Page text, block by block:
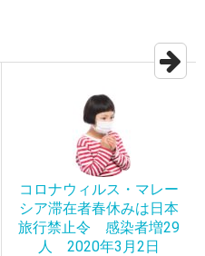
コロナウィルス・マレー
シア滞在者春休みは日本
旅行禁止令 感染者増29
人 2020年3月2日